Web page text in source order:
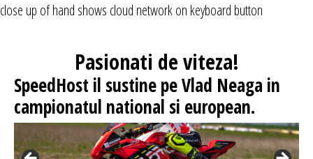
close up of hand shows cloud network on keyboard button
Pasionati de viteza!
SpeedHost il sustine pe Vlad Neaga in
campionatul national si european.